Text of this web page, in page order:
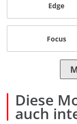
Edge
Focus
Diese
auch